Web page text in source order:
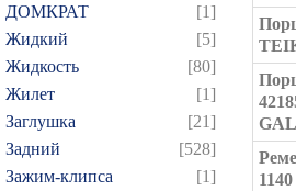
ДОМКРАТ
[1]
Жидкий
[5]
Жидкость
[80]
Жилет
[1]
Заглушка
[21]
Задний
[528]
Зажим-клипса
[1]